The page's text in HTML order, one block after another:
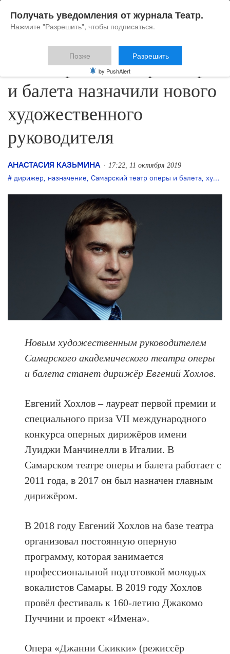
В Самарском театре оперы
и балета назначили нового
художественного
руководителя
АНАСТАСИЯ КАЗЬМИНА 17:22, 11 октября 2019
дирижер, назначение, Самарский театр оперы и балета, художественный руководитель
Новым художественным руководителем
Самарского академического театра оперы
и балета станет дирижёр Евгений Хохлов.
Евгений Хохлов – лауреат первой премии и
специального приза VII международного
конкурса оперных дирижёров имени
Луиджи Манчинелли в Италии. В
Самарском театре оперы и балета работает с
2011 года, в 2017 он был назначен главным
дирижёром.
В 2018 году Евгений Хохлов на базе театра
организовал постоянную оперную
программу, которая занимается
профессиональной подготовкой молодых
вокалистов Самары. В 2019 году Хохлов
провёл фестиваль к 160-летию Джакомо
Пуччини и проект «Имена».
Опера «Джанни Скикки» (режиссёр
Получать уведомления от журнала Театр.
Нажмите "Разрешить", чтобы подписаться.
Позже Разрешить
by PushAlert